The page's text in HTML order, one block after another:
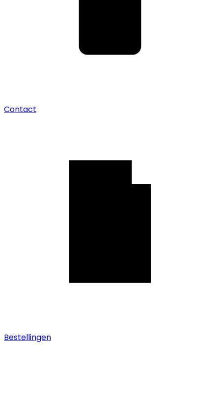
Contact
Bestellingen